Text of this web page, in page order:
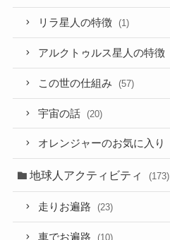
リラ星人の特徴 (1)
アルクトゥルス星人の特徴
この世の仕組み (57)
宇宙の話 (20)
オレンジャーのお気に入り
地球人アクティビティ (173)
走りお遍路 (23)
車でお遍路 (10)